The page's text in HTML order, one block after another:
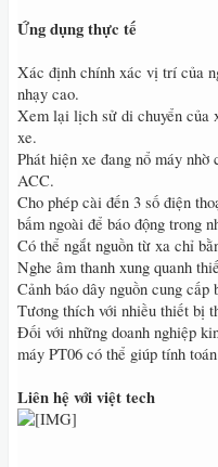
Ứng dụng thực tế
Xác định chính xác vị trí của
nhạy cao.
Xem lại lịch sử di chuyển của
xe.
Phát hiện xe đang nổ máy
ACC.
Cho phép cài đến 3 số điện
bấm ngoài để báo động trong
Có thể ngắt nguồn từ xa chỉ
Nghe âm thanh xung quanh
Cảnh báo dây nguồn cung cấp
Tương thích với nhiều thiết bị
Đối với những doanh nghiệp
máy PT06 có thể giúp tính
Liên hệ với việt tech